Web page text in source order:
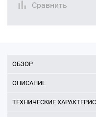
Сравнить
ОБЗОР
ОПИСАНИЕ
ТЕХНИЧЕСКИЕ